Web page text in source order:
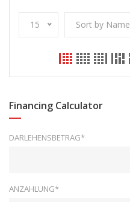
15 Sort by Name
Financing Calculator
DARLEHENSBETRAG*
ANZAHLUNG*